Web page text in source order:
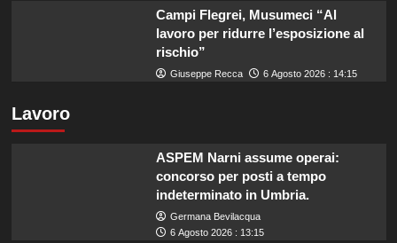
Campi Flegrei, Musumeci “Al
lavoro per ridurre l’esposizione al
rischio”
Giuseppe Recca 6 Agosto 2026 : 14:15
Lavoro
ASPEM Narni assume operai:
concorso per posti a tempo
indeterminato in Umbria.
Germana Bevilacqua
6 Agosto 2026 : 13:15